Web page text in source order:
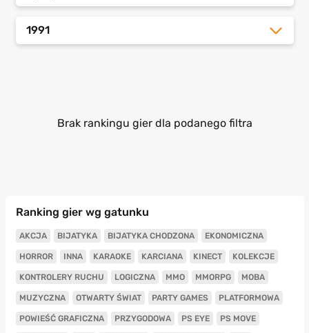
1991
Brak rankingu gier dla podanego filtra
Ranking gier wg gatunku
AKCJA BIJATYKA BIJATYKA CHODZONA EKONOMICZNA
HORROR INNA KARAOKE KARCIANA KINECT KOLEKCJE
KONTROLERY RUCHU LOGICZNA MMO MMORPG MOBA
MUZYCZNA OTWARTY ŚWIAT PARTY GAMES PLATFORMOWA
POWIEŚĆ GRAFICZNA PRZYGODOWA PS EYE PS MOVE